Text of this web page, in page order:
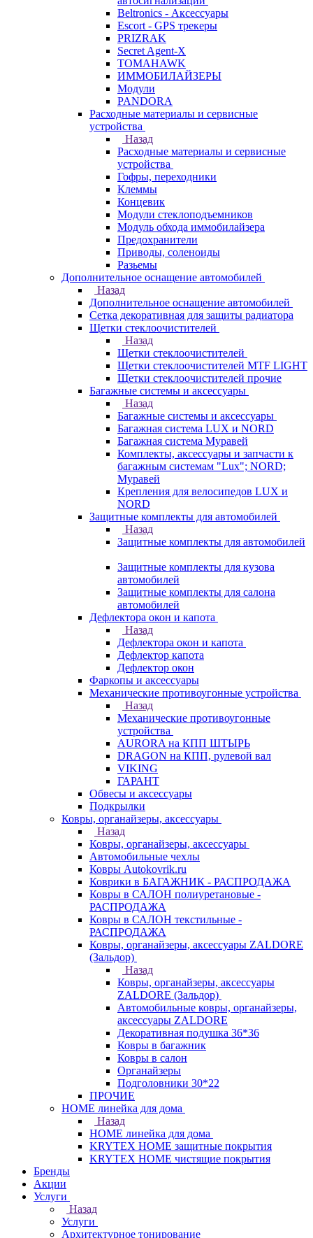
Beltronics - Аксессуары
Escort - GPS трекеры
PRIZRAK
Secret Agent-X
TOMAHAWK
ИММОБИЛАЙЗЕРЫ
Модули
PANDORA
Расходные материалы и сервисные
устройства
Назад
Расходные материалы и сервисные
устройства
Гофры, переходники
Клеммы
Концевик
Модули стеклоподъемников
Модуль обхода иммобилайзера
Предохранители
Приводы, соленоиды
Разьемы
Дополнительное оснащение автомобилей
Назад
Дополнительное оснащение автомобилей
Сетка декоративная для защиты радиатора
Щетки стеклоочистителей
Назад
Щетки стеклоочистителей
Щетки стеклоочистителей MTF LIGHT
Щетки стеклоочистителей прочие
Багажные системы и аксессуары
Назад
Багажные системы и аксессуары
Багажная система LUX и NORD
Багажная система Муравей
Комплекты, аксессуары и запчасти к
багажным системам "Lux"; NORD;
Муравей
Крепления для велосипедов LUX и
NORD
Защитные комплекты для автомобилей
Назад
Защитные комплекты для автомобилей
Защитные комплекты для кузова
автомобилей
Защитные комплекты для салона
автомобилей
Дефлектора окон и капота
Назад
Дефлектора окон и капота
Дефлектор капота
Дефлектор окон
Фаркопы и аксессуары
Механические противоугонные устройства
Назад
Механические противоугонные
устройства
AURORA на КПП ШТЫРЬ
DRAGON на КПП, рулевой вал
VIKING
ГАРАНТ
Обвесы и аксессуары
Подкрылки
Ковры, органайзеры, аксессуары
Назад
Ковры, органайзеры, аксессуары
Автомобильные чехлы
Ковры Autokovrik.ru
Коврики в БАГАЖНИК - РАСПРОДАЖА
Ковры в САЛОН полиуретановые -
РАСПРОДАЖА
Ковры в САЛОН текстильные -
РАСПРОДАЖА
Ковры, органайзеры, аксессуары ZALDORE
(Зальдор)
Назад
Ковры, органайзеры, аксессуары
ZALDORE (Зальдор)
Автомобильные ковры, органайзеры,
аксессуары ZALDORE
Декоративная подушка 36*36
Ковры в багажник
Ковры в салон
Органайзеры
Подголовники 30*22
ПРОЧИЕ
HOME линейка для дома
Назад
HOME линейка для дома
KRYTEX HOME защитные покрытия
KRYTEX HOME чистящие покрытия
Бренды
Акции
Услуги
Назад
Услуги
Архитектурное тонирование